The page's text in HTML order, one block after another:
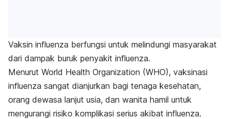
Vaksin influenza berfungsi untuk melindungi masyarakat
dari dampak buruk penyakit influenza.
Menurut World Health Organization (WHO), vaksinasi
influenza sangat dianjurkan bagi tenaga kesehatan,
orang dewasa lanjut usia, dan wanita hamil untuk
mengurangi risiko komplikasi serius akibat influenza.